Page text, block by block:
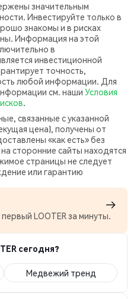
значительным
Инвестируйте только в
знакомы и в рисках
Информация на этой
в
инвестиционной
точность,
любой информации. Для
см. наши Условия
.
связанные с указанной
цена), получены от
«как есть» без
сторонние сайты находятся
страницы не следует
или гарантию
LOOTER за минуты.
сегодня?
Медвежий тренд